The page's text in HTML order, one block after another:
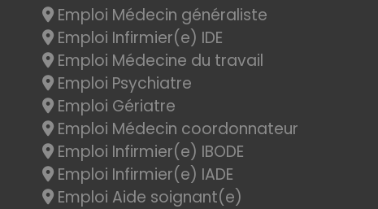
Emploi Médecin généraliste
Emploi Infirmier(e) IDE
Emploi Médecine du travail
Emploi Psychiatre
Emploi Gériatre
Emploi Médecin coordonnateur
Emploi Infirmier(e) IBODE
Emploi Infirmier(e) IADE
Emploi Aide soignant(e)